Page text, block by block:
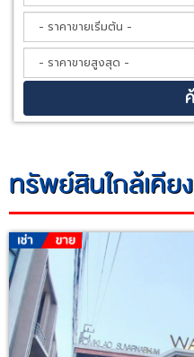
ทรัพย์สินใกล้เคียง